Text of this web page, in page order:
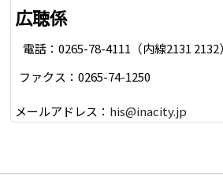
広聴係
電話：0265-78-4111（内線2131 2132）
ファクス：0265-74-1250
メールアドレス： his@inacity.jp